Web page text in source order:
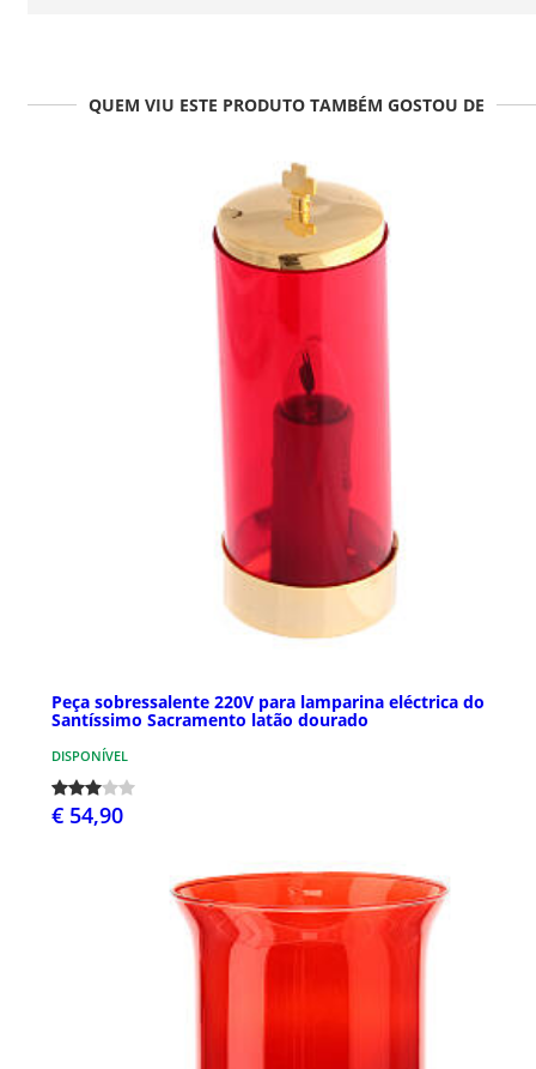
QUEM VIU ESTE PRODUTO TAMBÉM GOSTOU DE
Peça sobressalente 220V para lamparina eléctrica do
Santíssimo Sacramento latão dourado
DISPONÍVEL
€ 54,90